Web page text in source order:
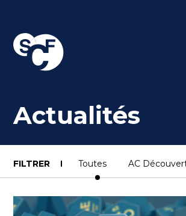
content
Actualités
FILTRER Toutes AC